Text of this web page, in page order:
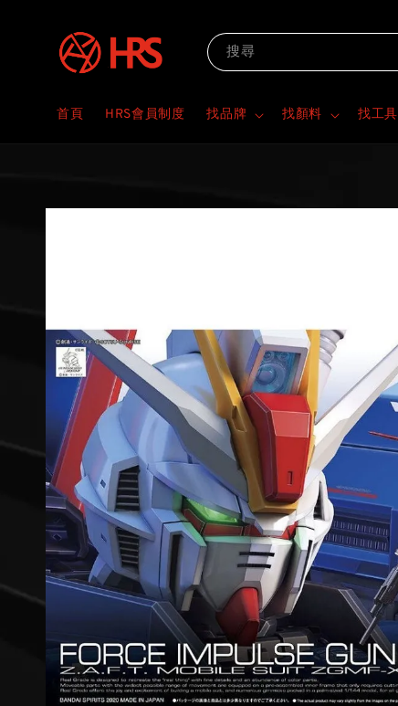
搜尋
首頁 HRS會員制度 找品牌 找顏料 找工具